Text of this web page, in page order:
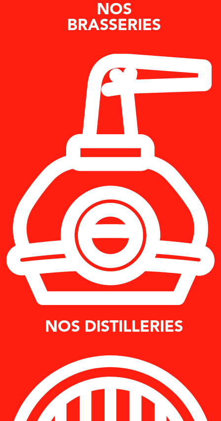
NOS
BRASSERIES
NOS DISTILLERIES